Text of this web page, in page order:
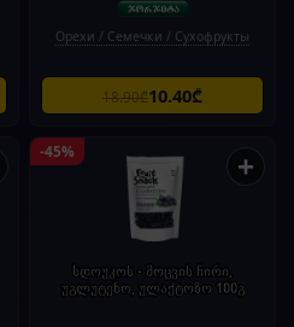
Орехи / Семечки / Сухофрукты
18.90₾10.40₾
-45% +
სდოუკოს - მოცვის ჩირი,
უგლუტენო, ულაქტოზო 100გ